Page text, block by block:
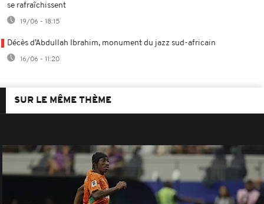
se rafraîchissent
19/06 - 18:15
Décès d’Abdullah Ibrahim, monument du jazz sud-africain
16/06 - 11:20
SUR LE MÊME THÈME